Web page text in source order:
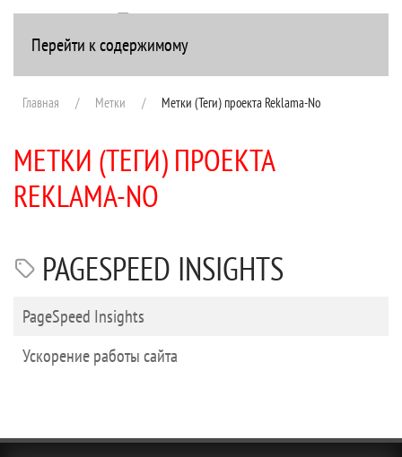
Перейти к содержимому+7(916) 107-51-99
Главная Метки Метки (Теги) проекта Reklama-No
МЕТКИ (ТЕГИ) ПРОЕКТА
REKLAMA-NO
PAGESPEED INSIGHTS
Заголовок
PageSpeed Insights
Ускорение работы сайта